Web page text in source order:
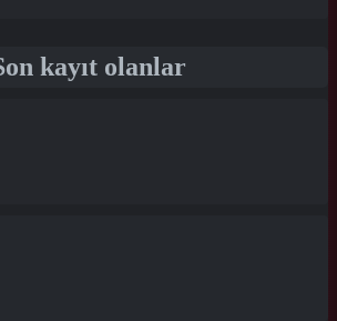
kayıt olanlar